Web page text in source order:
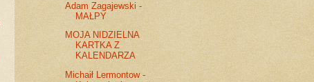
Adam Zagajewski -
MAŁPY
MOJA NIDZIELNA
KARTKA Z
KALENDARZA
Michaił Lermontow -